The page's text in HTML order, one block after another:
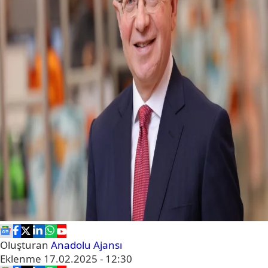
Oluşturan Anadolu Ajansı
Eklenme 17.02.2025 - 12:30